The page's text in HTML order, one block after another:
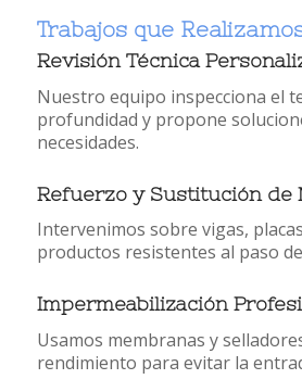
Trabajos que
Revisión Técnica
Nuestro equipo inspecciona el
profundidad y propone
necesidades.
Refuerzo y Sustitución de
Intervenimos sobre vigas,
productos resistentes al paso
Impermeabilización
Usamos membranas y
rendimiento para evitar la